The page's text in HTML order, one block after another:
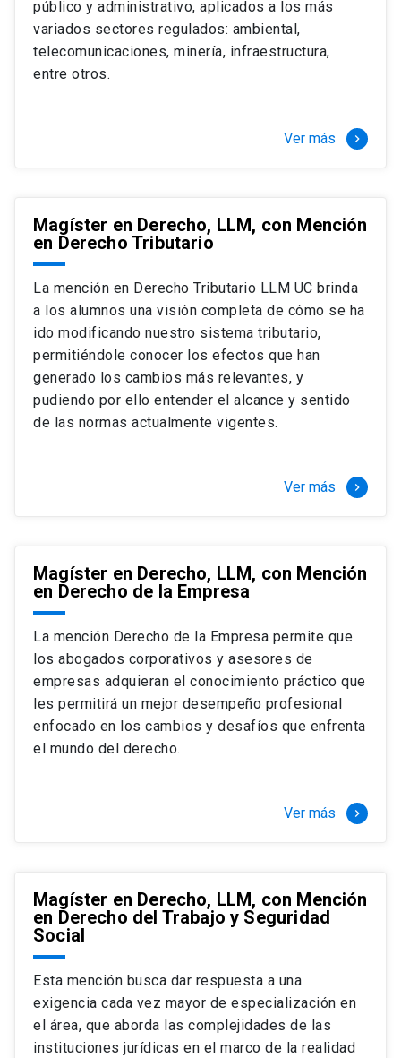
Si optas por la modalidad Full Time:
El LLM UC Full Time es una versión del programa
destinado principalmente a extranjeros, que permite
necesidades y expectativas profesionales, eligiendo
completamente al programa o compatibilizarás un
estudio intenso y exigente, con una muy baja carga
laboral, de marzo a noviembre, para dedicarte
completamente a la actividad de graduación de
diciembre a marzo.
2 cursos mínimos (10 créditos) Primer
semestre
+ 5 cursos a elección (50 créditos) Primer
semestre
+ 4 cursos a elección (40 créditos)
tres meses a tiempo completo (20
Juan Ignacio Piña Rochefort
Director Magíster en Derecho, LLM UC
público y administrativo, aplicados a los más
variados sectores regulados: ambiental,
telecomunicaciones, minería, infraestructura,
entre otros.
Ver más keyboard_arrow_right
Magíster en Derecho, LLM, con Mención
en Derecho Tributario
La mención en Derecho Tributario LLM UC brinda
a los alumnos una visión completa de cómo se ha
ido modificando nuestro sistema tributario,
permitiéndole conocer los efectos que han
generado los cambios más relevantes, y
pudiendo por ello entender el alcance y sentido
de las normas actualmente vigentes.
Ver más keyboard_arrow_right
Magíster en Derecho, LLM, con Mención
en Derecho de la Empresa
La mención Derecho de la Empresa permite que
los abogados corporativos y asesores de
empresas adquieran el conocimiento práctico que
les permitirá un mejor desempeño profesional
enfocado en los cambios y desafíos que enfrenta
el mundo del derecho.
Ver más keyboard_arrow_right
Magíster en Derecho, LLM, con Mención
en Derecho del Trabajo y Seguridad
Social
Esta mención busca dar respuesta a una
exigencia cada vez mayor de especialización en
el área, que aborda las complejidades de las
instituciones jurídicas en el marco de la realidad